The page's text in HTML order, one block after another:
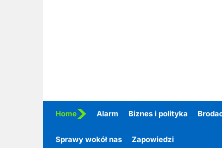
Home Alarm Biznes i polityka
Sprawy wokół nas Zapowiedzi